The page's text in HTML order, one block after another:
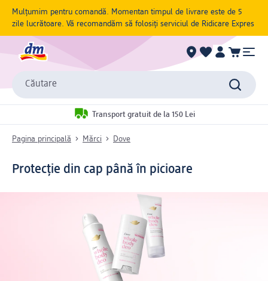
Mulțumim pentru comandă. Momentan timpul de livrare este de 5
zile lucrătoare. Vă recomandăm să folosiți serviciul de Ridicare Expres
Căutare
Transport gratuit de la 150 Lei
Pagina principală Mărci Dove
Protecție din cap până în picioare